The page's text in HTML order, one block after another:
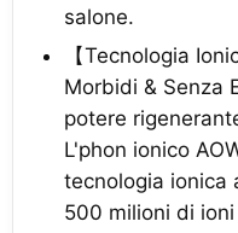
salone.
【Tecnologia
Morbidi & Senza
potere
L'phon ionico
tecnologia ionica
500 milioni di